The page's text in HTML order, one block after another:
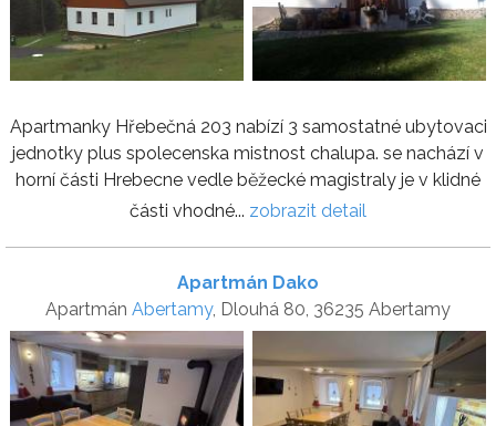
Apartmanky Hřebečná 203 nabízí 3 samostatné ubytovaci
jednotky plus spolecenska mistnost chalupa. se nachází v
horní části Hrebecne vedle běžecké magistraly je v klidné
části vhodné... zobrazit detail
Apartmán Dako
Apartmán Abertamy, Dlouhá 80, 36235 Abertamy